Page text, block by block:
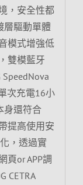
，安全性都
層驅動單體
模式增強低
雙模藍牙
次充電16小
身還符合
提高使用安
，透過實
頁or APP調
CETRA